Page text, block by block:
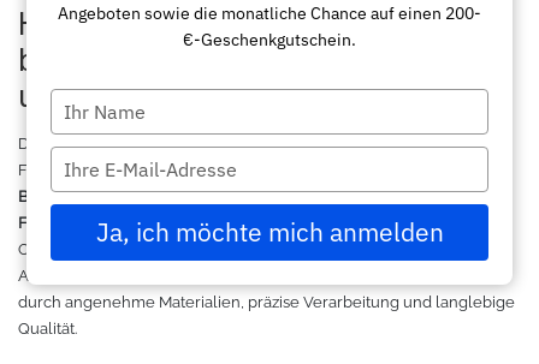
Schneideplotter
Laminierung
Schneidemaschinen
Laserbearbeitung
Großformatdrucker
Materialien
Übersicht
Applikationsfolie
Oracal 631
Oracal 651
Zubehör
Plottermesser
Roland
Graphtec
Ioline
Textil
Poloshirts
Sweatshirt
Hemden
Paketlösungen
Makerspace - FabLab
Leasing
Hemden individuell bedrucken &
besticken – Professionelle Business-
und Arbeitshemden
Die hochwertigenHemden von schildproduktion.destehen für Stil,
Funktionalität und maximale Individualisierbarkeit. Ob elegante
Businesshemden, robusteArbeitshemdenoder moderne
Firmenhemden
– hier finden Unternehmen, Vereine und
Organisationen die passende Lösung für einen professionellen
Auftritt. Unsere
durch angenehme Materialien, präzise Verarbeitung und langlebige
Qualität.
Angeboten sowie die monatliche Chance auf einen 200-
€-Geschenkgutschein.
Type
your
name
Type
your
email
Ja, ich möchte mich anmelden